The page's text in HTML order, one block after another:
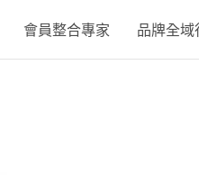
會員整合專家 品牌全域